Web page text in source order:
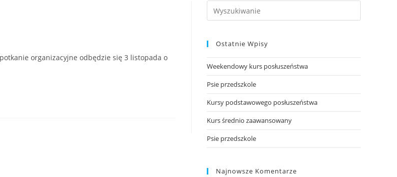
organizacyjne odbędzie się 3 listopada o
Search
this
Ostatnie Wpisy
Weekendowy kurs posłuszeństwa
Psie przedszkole
Kursy podstawowego posłuszeństwa
Kurs średnio zaawansowany
Psie przedszkole
Najnowsze Komentarze